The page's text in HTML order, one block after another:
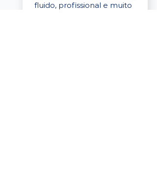
fluido, profissional e muito